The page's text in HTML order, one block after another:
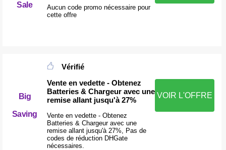
Sale
Aucun code promo nécessaire pour
cette offre
Big
Saving
Vérifié
Vente en vedette - Obtenez
Batteries & Chargeur avec une
remise allant jusqu'à 27%
Vente en vedette - Obtenez
Batteries & Chargeur avec une
remise allant jusqu'à 27%, Pas de
codes de réduction DHGate
nécessaires.
VOIR L'OFFRE